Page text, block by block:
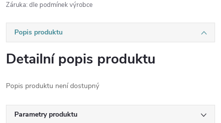
Záruka: dle podmínek výrobce
Popis produktu
Detailní popis produktu
Popis produktu není dostupný
Parametry produktu